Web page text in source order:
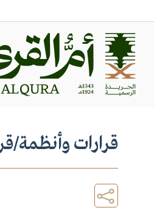
قرارات وأنظمة/